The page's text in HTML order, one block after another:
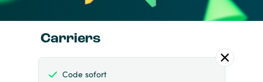
Carriers
Code sofort